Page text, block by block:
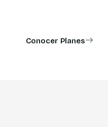
Conocer Planes